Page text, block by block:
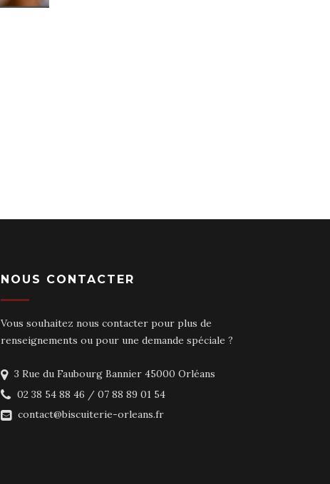
NOUS CONTACTER
Vous souhaitez nous contacter pour plus de
renseignements ou pour une demande spéciale ?
3 Rue du Faubourg Bannier 45000 Orléans
02 38 54 88 46 / 07 88 89 01 54
contact@biscuiterie-orleans.fr